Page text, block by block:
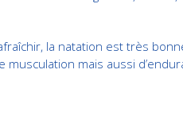
la natation est très
mais aussi